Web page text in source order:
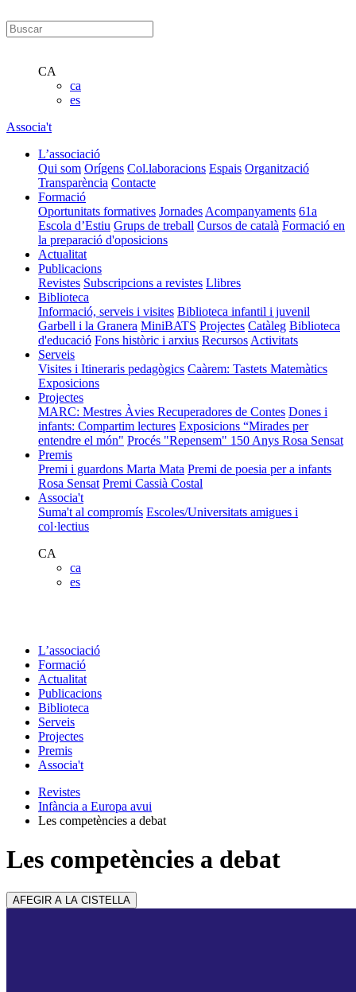
CA
ca
es
Associa't
L’associació
Qui som Orígens Col.laboracions Espais Organització
Transparència Contacte
Formació
Oportunitats formatives Jornades Acompanyaments 61a
Escola d’Estiu Grups de treball Cursos de català Formació en
la preparació d'oposicions
Actualitat
Publicacions
Revistes Subscripcions a revistes Llibres
Biblioteca
Informació, serveis i visites Biblioteca infantil i juvenil
Garbell i la Granera MiniBATS Projectes Catàleg Biblioteca
d'educació Fons històric i arxius Recursos Activitats
Serveis
Visites i Itineraris pedagògics Caàrem: Tastets Matemàtics
Exposicions
Projectes
MARC: Mestres Àvies Recuperadores de Contes Dones i
infants: Compartim lectures Exposicions “Mirades per
entendre el món" Procés "Repensem" 150 Anys Rosa Sensat
Premis
Premi i guardons Marta Mata Premi de poesia per a infants
Rosa Sensat Premi Cassià Costal
Associa't
Suma't al compromís Escoles/Universitats amigues i
col·lectius
CA
ca
es
L’associació
Formació
Actualitat
Publicacions
Biblioteca
Serveis
Projectes
Premis
Associa't
Revistes
Infància a Europa avui
Les competències a debat
Les competències a debat
AFEGIR A LA CISTELLA